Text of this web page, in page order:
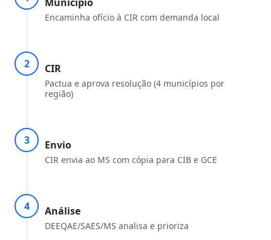
Encaminha ofício à CIR com demanda local
2 CIR
Pactua e aprova resolução (4 municípios por
região)
3 Envio
CIR envia ao MS com cópia para CIB e GCE
4 Análise
DEEQAE/SAES/MS analisa e prioriza